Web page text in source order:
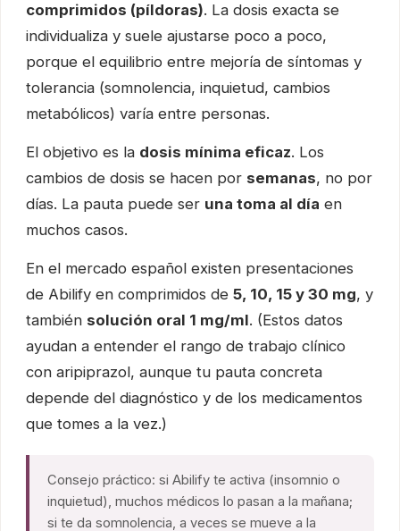
comprimidos (píldoras). La dosis exacta se
individualiza y suele ajustarse poco a poco,
porque el equilibrio entre mejoría de síntomas y
tolerancia (somnolencia, inquietud, cambios
metabólicos) varía entre personas.
El objetivo es la dosis mínima eficaz. Los
cambios de dosis se hacen por semanas, no por
días. La pauta puede ser una toma al día en
muchos casos.
En el mercado español existen presentaciones
de Abilify en comprimidos de 5, 10, 15 y 30 mg, y
también solución oral 1 mg/ml. (Estos datos
ayudan a entender el rango de trabajo clínico
con aripiprazol, aunque tu pauta concreta
depende del diagnóstico y de los medicamentos
que tomes a la vez.)
Consejo práctico: si Abilify te activa (insomnio o
inquietud), muchos médicos lo pasan a la mañana;
si te da somnolencia, a veces se mueve a la